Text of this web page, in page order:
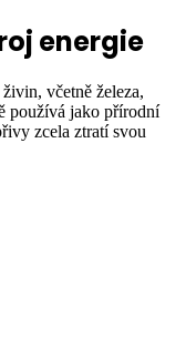
energie
včetně železa,
používá jako přírodní
zcela ztratí svou